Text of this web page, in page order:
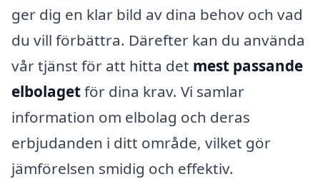
ger dig en klar bild av dina behov och vad
du vill förbättra. Därefter kan du använda
vår tjänst för att hitta det mest passande
elbolagetför dina krav. Vi samlar
information om elbolag och deras
erbjudanden i ditt område, vilket gör
jämförelsen smidig och effektiv.